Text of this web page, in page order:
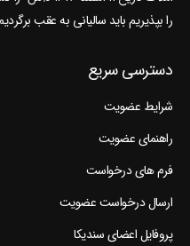
را بپذیریم باید سالیانی به عقب
دسترسی سریع
شرایط عضویت
راهنمای عضویت
فرم های درخواست
ارسال درخواست عضویت
پروفایل اعضای سندیکا